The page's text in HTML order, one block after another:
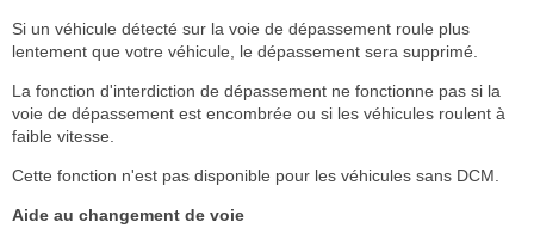
Si un véhicule détecté sur la voie de dépassement roule plus
lentement que votre véhicule, le dépassement sera supprimé.
La fonction d'interdiction de dépassement ne fonctionne pas si la
voie de dépassement est encombrée ou si les véhicules roulent à
faible vitesse.
Cette fonction n'est pas disponible pour les véhicules sans DCM.
Aide au changement de voie